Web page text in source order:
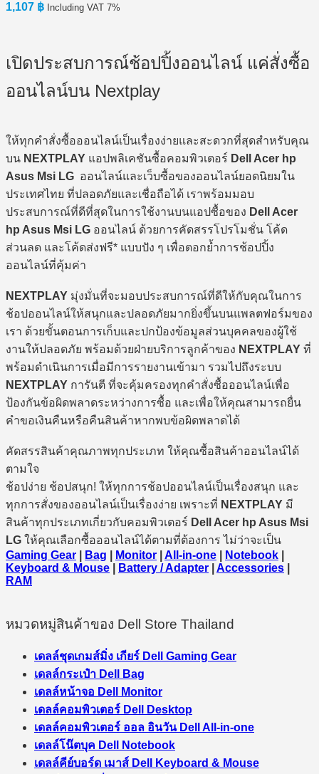
1,107 ฿ Including VAT 7%
เปิดประสบการณ์ช้อปปิ้งออนไลน์ แค่สั่งซื้อ
ออนไลน์บน Nextplay
ให้ทุกคำสั่งซื้อออนไลน์เป็นเรื่องง่ายและสะดวกที่สุดสำหรับคุณ
บน NEXTPLAY แอปพลิเคชันซื้อคอมพิวเตอร์ Dell Acer hp
Asus Msi LG ออนไลน์และเว็บซื้อของออนไลน์ยอดนิยมใน
ประเทศไทย ที่ปลอดภัยและเชื่อถือได้ เราพร้อมมอบ
ประสบการณ์ที่ดีที่สุดในการใช้งานบนแอปซื้อของ Dell Acer
hp Asus Msi LG ออนไลน์ ด้วยการคัดสรรโปรโมชั่น โค้ด
ส่วนลด และโค้ดส่งฟรี* แบบปัง ๆ เพื่อตอกย้ำการช้อปปิ้ง
ออนไลน์ที่คุ้มค่า
NEXTPLAY มุ่งมั่นที่จะมอบประสบการณ์ที่ดีให้กับคุณในการ
ช้อปออนไลน์ให้สนุกและปลอดภัยมากยิ่งขึ้นบนแพลตฟอร์มของ
เรา ด้วยขั้นตอนการเก็บและปกป้องข้อมูลส่วนบุคคลของผู้ใช้
งานให้ปลอดภัย พร้อมด้วยฝ่ายบริการลูกค้าของ NEXTPLAY ที่
พร้อมดำเนินการเมื่อมีการรายงานเข้ามา รวมไปถึงระบบ
NEXTPLAY การันตี ที่จะคุ้มครองทุกคำสั่งซื้อออนไลน์เพื่อ
ป้องกันข้อผิดพลาดระหว่างการซื้อ และเพื่อให้คุณสามารถยื่น
คำขอเงินคืนหรือคืนสินค้าหากพบข้อผิดพลาดได้
คัดสรรสินค้าคุณภาพทุกประเภท ให้คุณซื้อสินค้าออนไลน์ได้
ตามใจ
ช้อปง่าย ช้อปสนุก! ให้ทุกการช้อปออนไลน์เป็นเรื่องสนุก และ
ทุกการสั่งของออนไลน์เป็นเรื่องง่าย เพราะที่ NEXTPLAY มี
สินค้าทุกประเภทเกี่ยวกับคอมพิวเตอร์ Dell Acer hp Asus Msi
LG ให้คุณเลือกซื้อออนไลน์ได้ตามที่ต้องการ ไม่ว่าจะเป็น
Gaming Gear
Bag Monitor All-in-one Notebook
Keyboard & Mouse
Battery / Adapter Accessories
RAM
หมวดหมู่สินค้าของ Dell Store Thailand
เดลล์ชุดเกมส์มิ่ง เกียร์ Dell Gaming Gear
เดลล์กระเป๋า Dell Bag
เดลล์หน้าจอ Dell Monitor
เดลล์คอมพิวเตอร์ Dell Desktop
เดลล์คอมพิวเตอร์ ออล อินวัน Dell All-in-one
เดลล์โน๊ตบุค Dell Notebook
เดลล์คีย์บอร์ด เมาส์ Dell Keyboard & Mouse